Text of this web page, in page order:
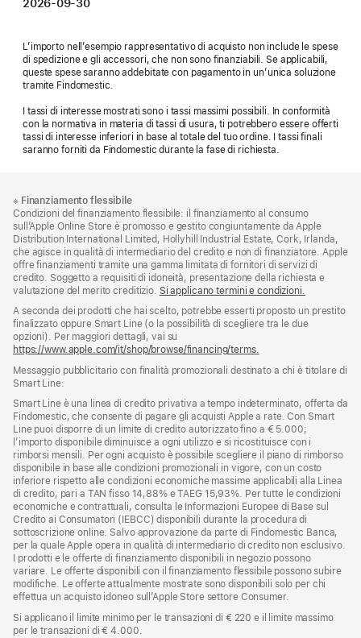
2026-09-30
L’importo nell’esempio rappresentativo di acquisto non include le spese
di spedizione e gli accessori, che non sono finanziabili. Se applicabili,
queste spese saranno addebitate con pagamento in un’unica soluzione
tramite Findomestic.
I tassi di interesse mostrati sono i tassi massimi possibili. In conformità
con la normativa in materia di tassi di usura, ti potrebbero essere offerti
tassi di interesse inferiori in base al totale del tuo ordine. I tassi finali
saranno forniti da Findomestic durante la fase di richiesta.
di
pagina
a
piè
di
pagina
※ Finanziamento flessibile
Condizioni del finanziamento flessibile: il finanziamento al consumo
sull’Apple Online Store è promosso e gestito congiuntamente da Apple
Distribution International Limited, Hollyhill Industrial Estate, Cork, Irlanda,
che agisce in qualità di intermediario del credito e non di finanziatore. Apple
offre finanziamenti tramite una gamma limitata di fornitori di servizi di
credito. Soggetto a requisiti di idoneità, presentazione della richiesta e
valutazione del merito creditizio. Si applicano termini e condizioni.
A seconda dei prodotti che hai scelto, potrebbe esserti proposto un prestito
finalizzato oppure Smart Line (o la possibilità di scegliere tra le due
opzioni). Per maggiori dettagli, vai su
https://www.apple.com/it/shop/browse/financing/terms.
Messaggio pubblicitario con finalità promozionali destinato a chi è titolare di
Smart Line:
Smart Line è una linea di credito privativa a tempo indeterminato, offerta da
Findomestic, che consente di pagare gli acquisti Apple a rate. Con Smart
Line puoi disporre di un limite di credito autorizzato fino a € 5.000;
l’importo disponibile diminuisce a ogni utilizzo e si ricostituisce con i
rimborsi mensili. Per ogni acquisto è possibile scegliere il piano di rimborso
disponibile in base alle condizioni promozionali in vigore, con un costo
inferiore rispetto alle condizioni economiche massime applicabili alla Linea
di credito, pari a TAN fisso 14,88% e TAEG 15,93%. Per tutte le condizioni
economiche e contrattuali, consulta le Informazioni Europee di Base sul
Credito ai Consumatori (IEBCC) disponibili durante la procedura di
sottoscrizione online. Salvo approvazione da parte di Findomestic Banca,
per la quale Apple opera in qualità di intermediario di credito non esclusivo.
I prodotti e le offerte di finanziamento disponibili in negozio possono
variare. Le offerte disponibili con il finanziamento flessibile possono subire
modifiche. Le offerte attualmente mostrate sono disponibili solo per chi
effettua un acquisto idoneo sull’Apple Store settore Consumer.
Si applicano il limite minimo per le transazioni di € 220 e il limite massimo
per le transazioni di € 4.000.